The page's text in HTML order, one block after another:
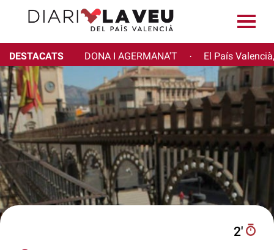
DESTACATS DONA I AGERMANA'T · El País
2′